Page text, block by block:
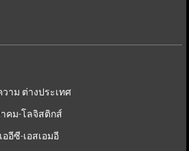
าม ต่างประเทศ
คม-โลจิสติกส์
อีซี-เอสเอมอี